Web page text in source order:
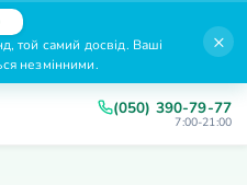
той самий досвід. Ваші
незмінними.
×
(050) 390-79-77
7:00-21:00